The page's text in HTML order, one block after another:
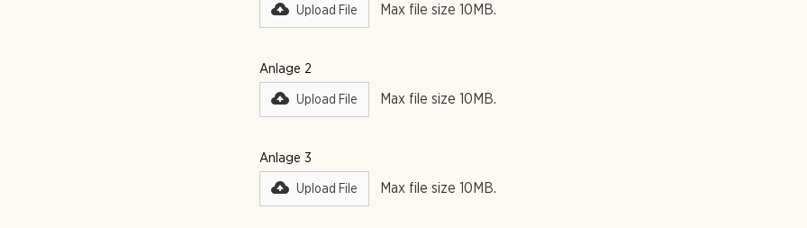
Upload File Max file size 10MB.
Anlage 2
Upload File Max file size 10MB.
Anlage 3
Upload File Max file size 10MB.